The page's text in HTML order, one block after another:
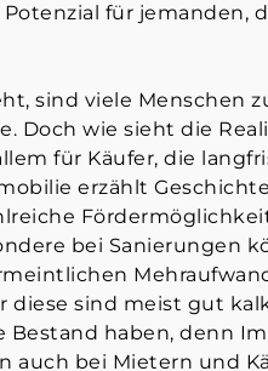
für jemanden,
sind viele Menschen
Doch wie sieht die
für Käufer, die
erzählt
bei Sanierungen
diese sind meist gut
Bestand haben, denn
auch bei Mietern und